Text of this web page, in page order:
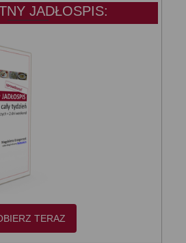
JADŁOSPIS:
TERAZ